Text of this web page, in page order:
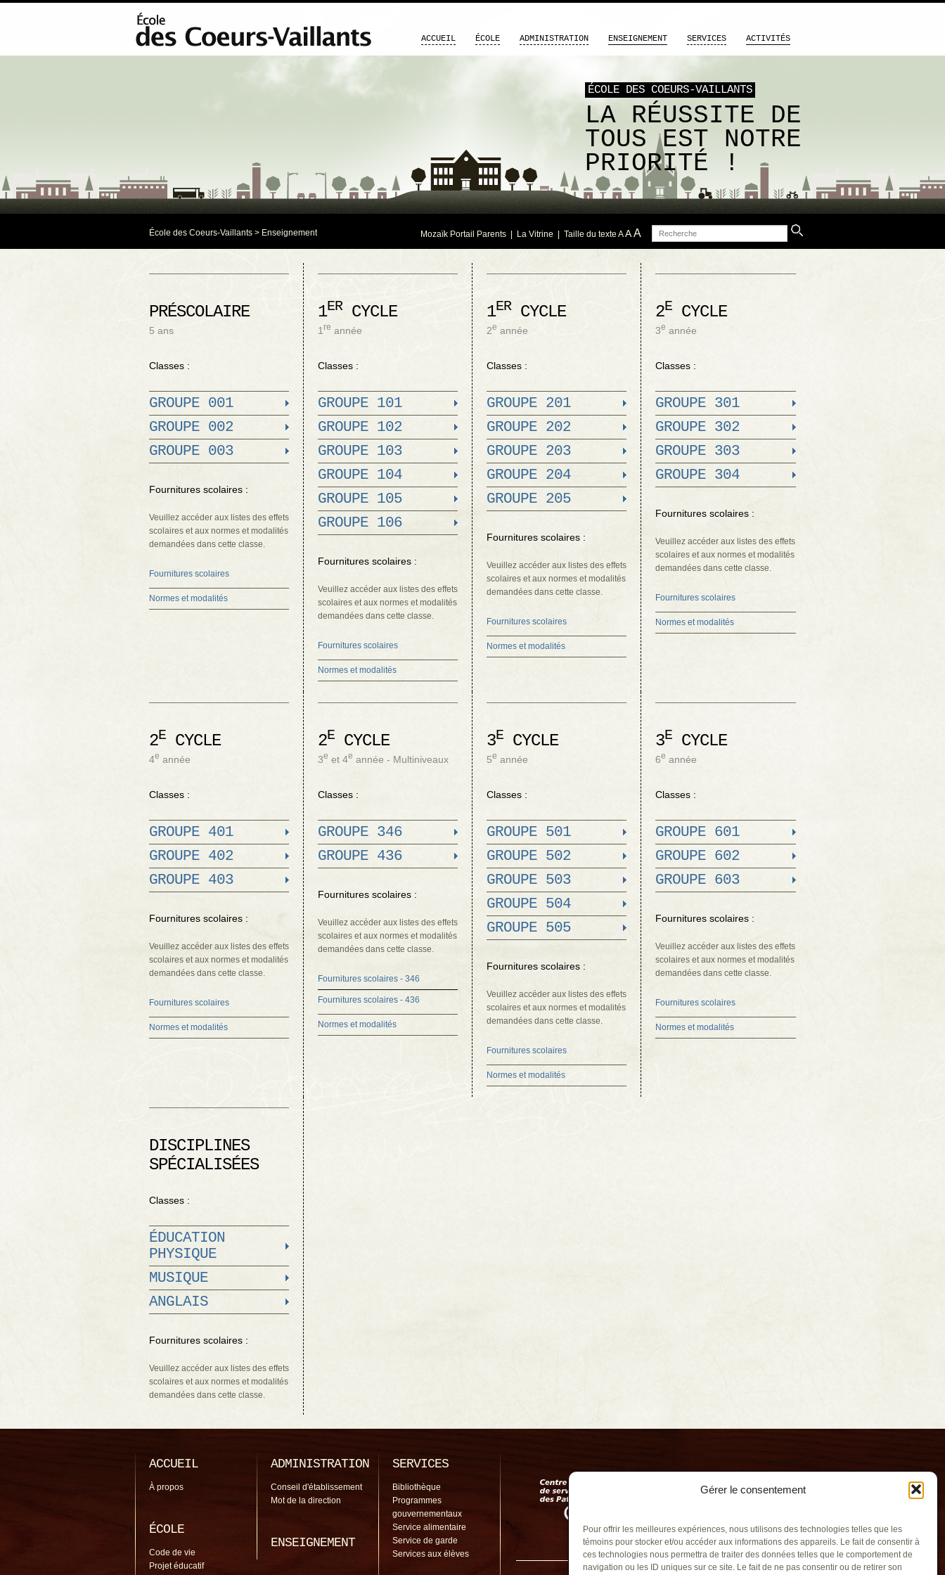
Gérer le consentement
Pour offrir les meilleures expériences, nous utilisons des technologies telles que les
témoins pour stocker et/ou accéder aux informations des appareils. Le fait de consentir à
ces technologies nous permettra de traiter des données telles que le comportement de
navigation ou les ID uniques sur ce site. Le fait de ne pas consentir ou de retirer son
ÉCOLE DES COEURS-VAILLANTS
LA RÉUSSITE DE
TOUS EST NOTRE
PRIORITÉ !
ACCUEIL ÉCOLE ADMINISTRATION ENSEIGNEMENT SERVICES ACTIVITÉS
École des Coeurs-Vaillants > Enseignement Mozaïk Portail Parents La Vitrine | Taille du texte A AA Recherche
PRÉSCOLAIRE
5 ans
Classes :
GROUPE 001
GROUPE 002
GROUPE 003
Fournitures scolaires :
Veuillez accéder aux listes des effets
scolaires et aux normes et modalités
demandées dans cette classe.
Fournitures scolaires
Normes et modalités
1ERCYCLE
1 re année
Classes :
GROUPE 101
GROUPE 102
GROUPE 103
GROUPE 104
GROUPE 105
GROUPE 106
Fournitures scolaires :
Veuillez accéder aux listes des effets
scolaires et aux normes et modalités
demandées dans cette classe.
Fournitures scolaires
Normes et modalités
1ERCYCLE
2e année
Classes :
GROUPE 201
GROUPE 202
GROUPE 203
GROUPE 204
GROUPE 205
Fournitures scolaires :
Veuillez accéder aux listes des effets
scolaires et aux normes et modalités
demandées dans cette classe.
Fournitures scolaires
Normes et modalités
2E CYCLE
3e année
Classes :
GROUPE 301
GROUPE 302
GROUPE 303
GROUPE 304
Fournitures scolaires :
Veuillez accéder aux listes des effets
scolaires et aux normes et modalités
demandées dans cette classe.
Fournitures scolaires
Normes et modalités
2E CYCLE
4e année
Classes :
GROUPE 401
GROUPE 402
GROUPE 403
Fournitures scolaires :
Veuillez accéder aux listes des effets
scolaires et aux normes et modalités
demandées dans cette classe.
Fournitures scolaires
Normes et modalités
2E CYCLE
3e et 4e année - Multiniveaux
Classes :
GROUPE 346
GROUPE 436
Fournitures scolaires :
Veuillez accéder aux listes des effets
scolaires et aux normes et modalités
demandées dans cette classe.
Fournitures scolaires - 346
Fournitures scolaires - 436
Normes et modalités
3E CYCLE
5e année
Classes :
GROUPE 501
GROUPE 502
GROUPE 503
GROUPE 504
GROUPE 505
Fournitures scolaires :
Veuillez accéder aux listes des effets
scolaires et aux normes et modalités
demandées dans cette classe.
Fournitures scolaires
Normes et modalités
3E CYCLE
6e année
Classes :
GROUPE 601
GROUPE 602
GROUPE 603
Fournitures scolaires :
Veuillez accéder aux listes des effets
scolaires et aux normes et modalités
demandées dans cette classe.
Fournitures scolaires
Normes et modalités
DISCIPLINES
SPÉCIALISÉES
Classes :
ÉDUCATION
PHYSIQUE
MUSIQUE
ANGLAIS
Fournitures scolaires :
Veuillez accéder aux listes des effets
scolaires et aux normes et modalités
demandées dans cette classe.
ACCUEIL
À propos
ÉCOLE
Code de vie
Projet éducatif
ADMINISTRATION
Conseil d'établissement
Mot de la direction
ENSEIGNEMENT
SERVICES
Bibliothèque
Programmes
gouvernementaux
Service alimentaire
Service de garde
Services aux élèves